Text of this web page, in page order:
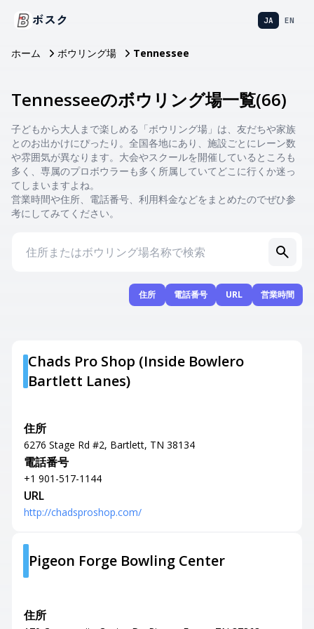
ボスク JA EN
ホーム ボウリング場 Tennessee
Tennesseeのボウリング場一覧(66)
子どもから大人まで楽しめる「ボウリング場」は、友だちや家族
とのお出かけにぴったり。全国各地にあり、施設ごとにレーン数
や雰囲気が異なります。大会やスクールを開催しているところも
多く、専属のプロボウラーも多く所属していてどこに行くか迷っ
てしまいますよね。
営業時間や住所、電話番号、利用料金などをまとめたのでぜひ参
考にしてみてください。
住所 電話番号 URL 営業時間
Chads Pro Shop (Inside Bowlero
Bartlett Lanes)
住所
6276 Stage Rd #2, Bartlett, TN 38134
電話番号
+1 901-517-1144
URL
http://chadsproshop.com/
Pigeon Forge Bowling Center
住所